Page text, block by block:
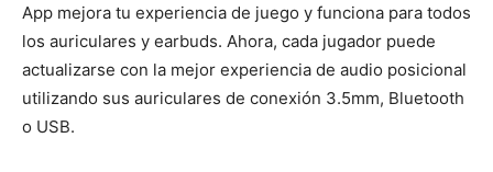
App mejora tu experiencia de juego y funciona para todos
los auriculares y earbuds. Ahora, cada jugador puede
actualizarse con la mejor experiencia de audio posicional
utilizando sus auriculares de conexión 3.5mm, Bluetooth
o USB.